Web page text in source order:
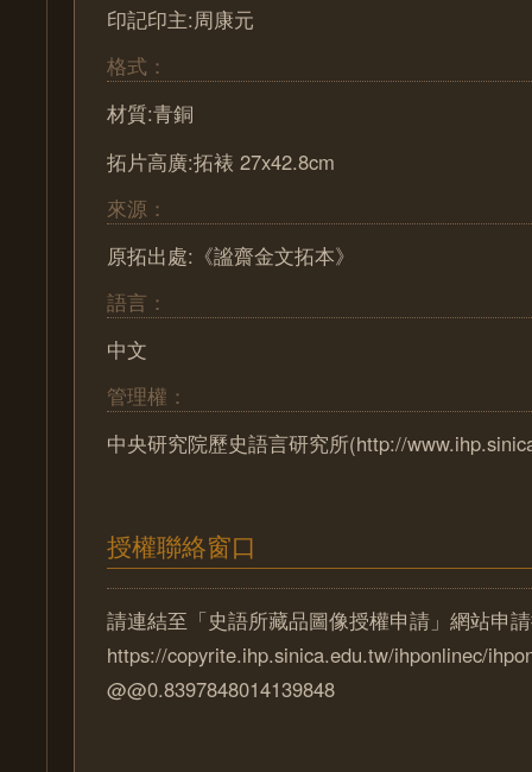
印記印主:周康元
格式：
材質:青銅
拓片高廣:拓裱 27x42.8cm
來源：
原拓出處:《謐齋金文拓本》
語言：
中文
管理權：
中央研究院歷史語言研究所(http://
授權聯絡窗口
請連結至「史語所藏品圖像授權申請」網站申
https://copyrite.ihp.sinica.edu.tw/ihponlinec/
@@0.8397848014139848